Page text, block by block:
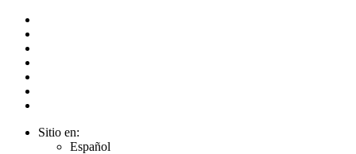
Sitio en:
Español